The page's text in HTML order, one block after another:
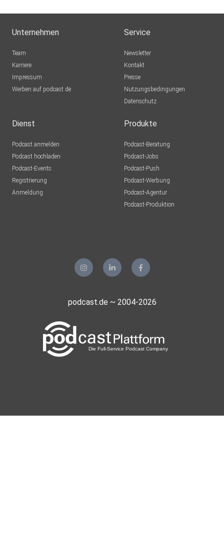
Unternehmen
Team
Karriere
Impressum
Werben auf podcast.de
Service
Newsletter
Kontakt
Presse
Nutzungsbedingungen
Datenschutz
Dienst
Podcast anmelden
Podcast hochladen
Podcast-Events
Registrierung
Anmeldung
Produkte
Podcast-Beratung
Podcast-Jobs
Podcast-Push
Podcast-Werbung
Podcast-Agentur
Podcast-Produktion
podcast.de ~ 2004-2026